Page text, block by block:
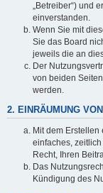
„Betreiber“) und
einverstanden.
Wenn Sie mit
Sie das Board
jeweils die an
Der
von beiden
werden.
2. EINRÄUMUNG
Mit dem
einfaches,
Recht, Ihren
Das
Kündigung des